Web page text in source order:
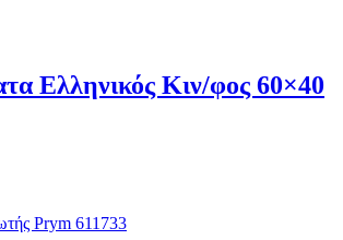
Ελληνικός Κιν/φος 60×40